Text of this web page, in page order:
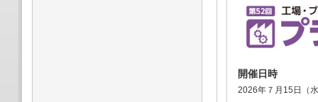
開催日時
2026年７月15日（